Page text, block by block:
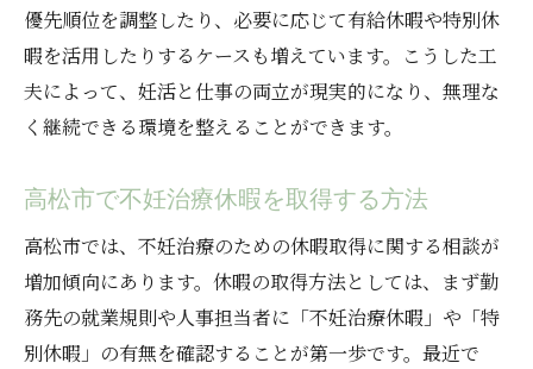
優先順位を調整したり、必要に応じて有給休暇や特別休
暇を活用したりするケースも増えています。こうした工
夫によって、妊活と仕事の両立が現実的になり、無理な
く継続できる環境を整えることができます。
高松市で不妊治療休暇を取得する方法
高松市では、不妊治療のための休暇取得に関する相談が
増加傾向にあります。休暇の取得方法としては、まず勤
務先の就業規則や人事担当者に「不妊治療休暇」や「特
別休暇」の有無を確認することが第一歩です。最近で